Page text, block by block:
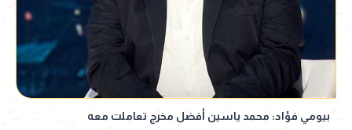
بيومي فؤاد: محمد ياسين أفضل مخرج تعاملت معه